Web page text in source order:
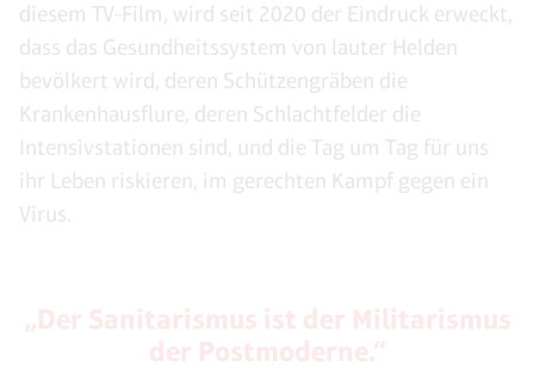
diesem TV-Film, wird seit 2020 der Eindruck erweckt,
dass das Gesundheitssystem von lauter Helden
bevölkert wird, deren Schützengräben die
Krankenhausflure, deren Schlachtfelder die
Intensivstationen sind, und die Tag um Tag für uns
ihr Leben riskieren, im gerechten Kampf gegen ein
Virus.